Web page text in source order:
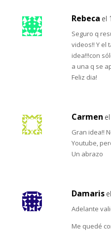
Rebeca el
Seguro q
videos!! Y el
idea!!!con
a una q se
Feliz dia!
Carmen
Gran idea!!
Youtube,
Un abrazo
Damaris
Adelante
Me quedé